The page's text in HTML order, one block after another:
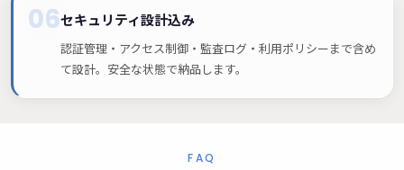
06セキュリティ設計込み
認証管理・アクセス制御・監査ログ・利用ポリシーまで含め
て設計。安全な状態で納品します。
FAQ